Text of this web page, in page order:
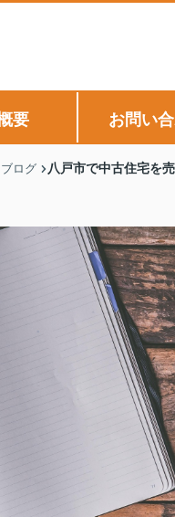
要 お問い
ブログ 八戸市で中古住宅を